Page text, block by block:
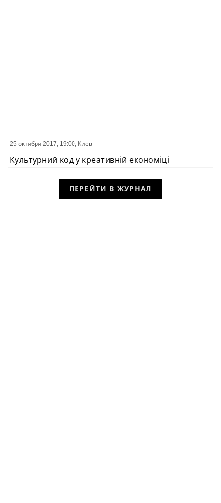
СОБЫТИЕ
25 октября 2017, 19:00, Киев
Культурний код у креативній економіці
ПЕРЕЙТИ В ЖУРНАЛ